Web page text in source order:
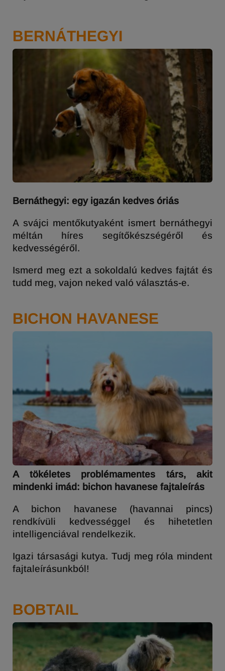
BERNÁTHEGYI
Bernáthegyi: egy igazán kedves óriás
A svájci mentőkutyaként ismert bernáthegyi
méltán híres segítőkészségéről és
kedvességéről.
Ismerd meg ezt a sokoldalú kedves fajtát és
tudd meg, vajon neked való választás-e.
BICHON HAVANESE
A tökéletes problémamentes társ, akit
mindenki imád: bichon havanese fajtaleírás
A bichon havanese (havannai pincs)
rendkívüli kedvességgel és hihetetlen
intelligenciával rendelkezik.
Igazi társasági kutya. Tudj meg róla mindent
fajtaleírásunkból!
BOBTAIL